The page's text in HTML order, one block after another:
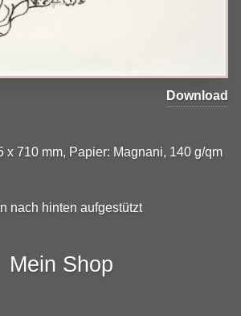
Download
x 710 mm, Papier: Magnani, 140 g/qm
nach hinten aufgestützt
Mein Shop